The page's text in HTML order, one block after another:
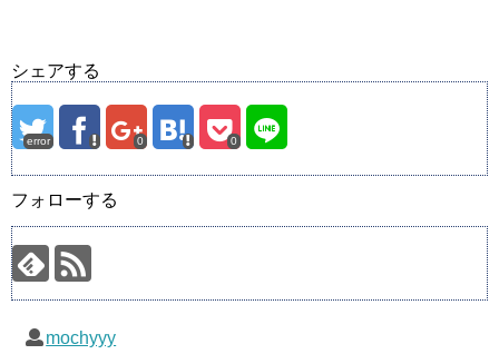
シェアする
error 0 0
フォローする
mochyyy